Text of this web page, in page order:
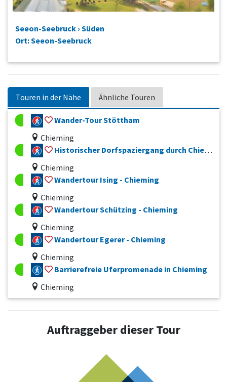
Seeon-Seebruck › Süden
Ort: Seeon-Seebruck
Touren in der Nähe Ähnliche Touren
Wander-Tour Stöttham
Chieming
Historischer Dorfspaziergang durch Chieming
Chieming
Wandertour Ising - Chieming
Chieming
Wandertour Schützing - Chieming
Chieming
Wandertour Egerer - Chieming
Chieming
Barrierefreie Uferpromenade in Chieming
Chieming
Auftraggeber dieser Tour